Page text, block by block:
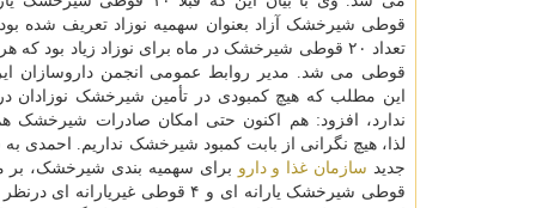
قوطی شیرخشک آزاد بعنوان سهمیه نوزاد تعریف شده
قوطی می شد. مدیر روابط عمومی انجمن داروسازان
این مطلب که هیچ کمبودی در تأمین شیرخشک نوزادان
ندارد، افزود: هم اکنون حتی امکان صادرات شیرخشک
لذا، هیچ نگرانی از بابت کمبود شیرخشک نداریم. احمدی
جدید سازمان غذا و دارو